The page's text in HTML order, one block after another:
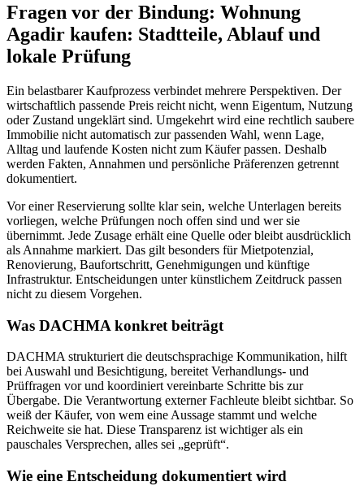
Fragen vor der Bindung: Wohnung
Agadir kaufen: Stadtteile, Ablauf und
lokale Prüfung
Ein belastbarer Kaufprozess verbindet mehrere Perspektiven. Der
wirtschaftlich passende Preis reicht nicht, wenn Eigentum, Nutzung
oder Zustand ungeklärt sind. Umgekehrt wird eine rechtlich saubere
Immobilie nicht automatisch zur passenden Wahl, wenn Lage,
Alltag und laufende Kosten nicht zum Käufer passen. Deshalb
werden Fakten, Annahmen und persönliche Präferenzen getrennt
dokumentiert.
Vor einer Reservierung sollte klar sein, welche Unterlagen bereits
vorliegen, welche Prüfungen noch offen sind und wer sie
übernimmt. Jede Zusage erhält eine Quelle oder bleibt ausdrücklich
als Annahme markiert. Das gilt besonders für Mietpotenzial,
Renovierung, Baufortschritt, Genehmigungen und künftige
Infrastruktur. Entscheidungen unter künstlichem Zeitdruck passen
nicht zu diesem Vorgehen.
Was DACHMA konkret beiträgt
DACHMA strukturiert die deutschsprachige Kommunikation, hilft
bei Auswahl und Besichtigung, bereitet Verhandlungs- und
Prüffragen vor und koordiniert vereinbarte Schritte bis zur
Übergabe. Die Verantwortung externer Fachleute bleibt sichtbar. So
weiß der Käufer, von wem eine Aussage stammt und welche
Reichweite sie hat. Diese Transparenz ist wichtiger als ein
pauschales Versprechen, alles sei „geprüft“.
Wie eine Entscheidung dokumentiert wird